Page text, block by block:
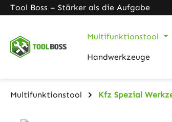
Hauptinhalt springen
Zur Suche springen
Zur Hauptnavigation springen
Tool Boss – Stärker als die Aufgabe
Multifunktionstool
Handwerkzeuge
Multifunktionstool Kfz Spezial